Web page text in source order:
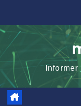
content
Informer